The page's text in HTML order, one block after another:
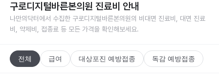
구로디지털바른본의원 진료비 안내
나만의닥터에서 수집한 구로디지털바른본의원의 비대면 진료비, 대면 진료
비, 약제비, 접종료 등 모든 가격을 확인해보세요.
전체 급여 대상포진 예방접종 독감 예방접종